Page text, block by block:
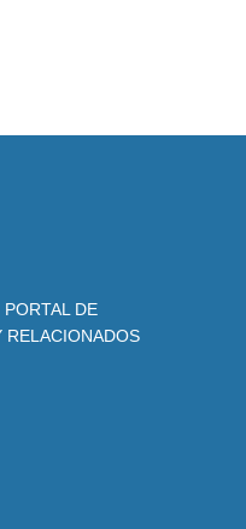
DE
RELACIONADOS